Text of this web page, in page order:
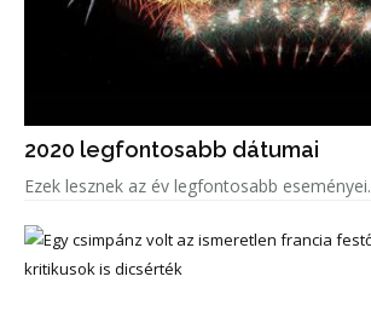
2020 legfontosabb dátumai
Ezek lesznek az év legfontosabb eseményei.